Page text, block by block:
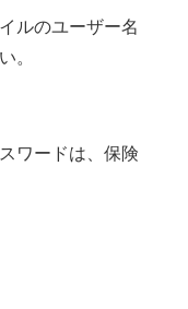
ルのユーザー名
。
ワードは、保険